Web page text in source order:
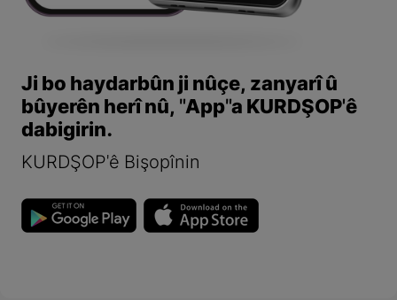
Ji bo haydarbûn ji nûçe, zanyarî û
bûyerên herî nû, "App"a KURDŞOP'ê
dabigirin.
KURDŞOP'ê Bişopînin